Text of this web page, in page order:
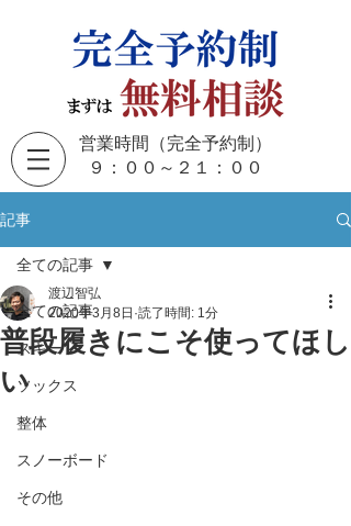
営業時間（完全予約制）
​９：００～２１：００
記事
全ての記事
スキー
ソックス
整体
スノーボード
その他
全ての記事
普段履きにこそ使ってほし
い
渡辺智弘
2020年3月8日 読了時間: 1分